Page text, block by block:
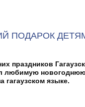
ПОДАРОК
праздников
любимую новогоднюю
гагаузском языке.